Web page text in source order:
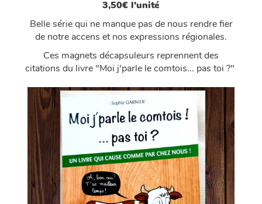
3,50€ l'unité
Belle série qui ne manque pas de nous rendre fier
de notre accens et nos expressions régionales.
Ces magnets décapsuleurs reprennent des
citations du livre "Moi j'parle le comtois... pas toi ?"